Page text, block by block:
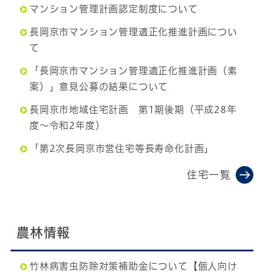
マンション管理計画認定制度について
長岡京市マンション管理適正化推進計画につい
て
「長岡京市マンション管理適正化推進計画（素
案）」意見公募の結果について
長岡京市地域住宅計画 第1期後期（平成28年
度～令和2年度）
「第2次長岡京市営住宅等長寿命化計画」
住宅一覧
農林情報
竹林病害虫防除対策補助金について【個人向け